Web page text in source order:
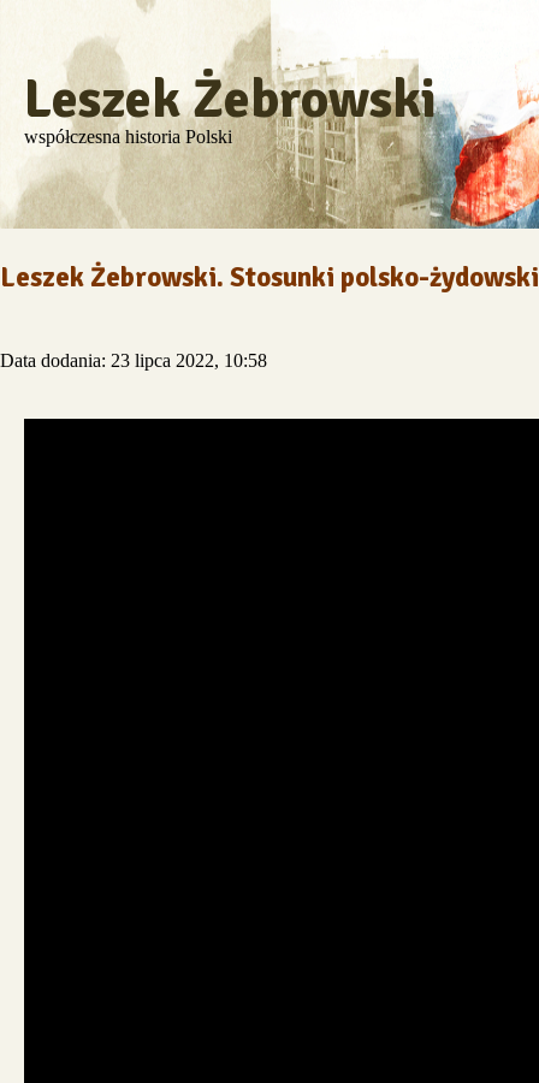
Leszek Żebrowski
współczesna historia Polski
Leszek Żebrowski. Stosunki polsko-
Data dodania: 23 lipca 2022, 10:58